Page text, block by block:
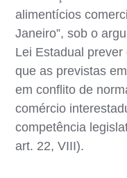
alimentícios
Janeiro”, sob o
Lei Estadual
que as previstas
em conflito de
comércio
competência
art. 22, VIII).